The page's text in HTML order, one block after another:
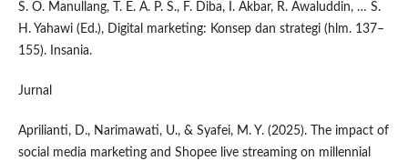
S. O. Manullang, T. E. A. P. S., F. Diba, I. Akbar, R. Awaluddin, … S.
H. Yahawi (Ed.), Digital marketing: Konsep dan strategi (hlm. 137–
155). Insania.
Jurnal
Aprilianti, D., Narimawati, U., & Syafei, M. Y. (2025). The impact of
social media marketing and Shopee live streaming on millennial